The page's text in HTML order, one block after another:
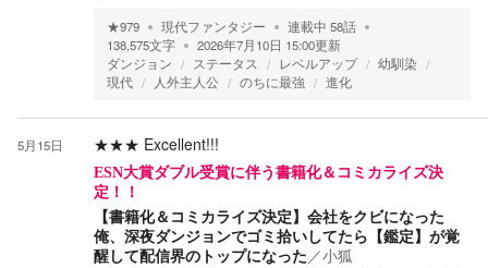
★979 現代ファンタジー 連載中 58話
138,575文字 2026年7月10日 15:00更新
ダンジョン
ステータス レベルアップ
幼馴染
現代
人外主人公 のちに最強 進化
5月15日 ★★★ Excellent!!!
ESN大賞ダブル受賞に伴う書籍化＆コミカライズ決
定！！
【書籍化＆コミカライズ決定】会社をクビになった
俺、深夜ダンジョンでゴミ拾いしてたら【鑑定】が覚
醒して配信界のトップになった／小狐